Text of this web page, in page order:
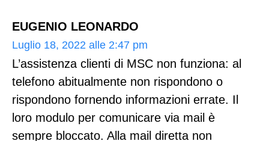
EUGENIO LEONARDO
Luglio 18, 2022 alle 2:47 pm
L’assistenza clienti di MSC non funziona: al
telefono abitualmente non rispondono o
rispondono fornendo informazioni errate. Il
loro modulo per comunicare via mail è
sempre bloccato. Alla mail diretta non